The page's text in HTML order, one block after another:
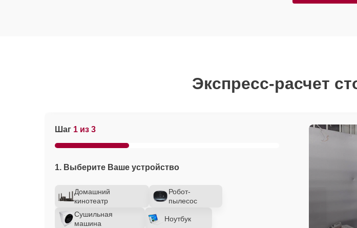
Экспресс-расчет
Шаг 1 из 3
1. Выберите Ваше устройство
Домашний
кинотеатр
Робот-
пылесос
Сушильная
машина
Ноутбук